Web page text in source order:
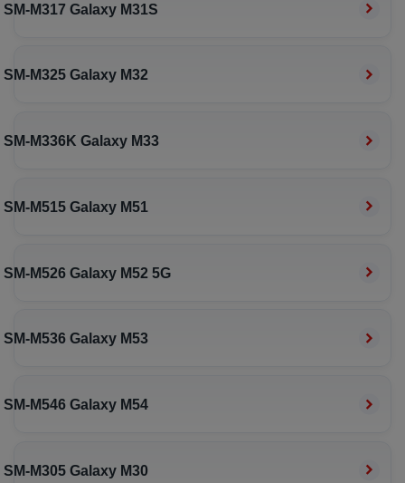
SM-M317 Galaxy M31S
SM-M325 Galaxy M32
SM-M336K Galaxy M33
SM-M515 Galaxy M51
SM-M526 Galaxy M52 5G
SM-M536 Galaxy M53
SM-M546 Galaxy M54
SM-M305 Galaxy M30